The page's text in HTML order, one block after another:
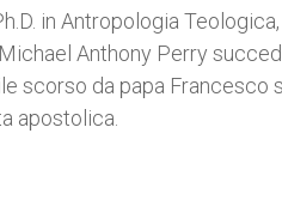
in Antropologia
Anthony Perry
scorso da papa
apostolica.